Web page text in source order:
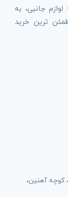
جانبی، به
ترین خرید
کوچه آهنین،